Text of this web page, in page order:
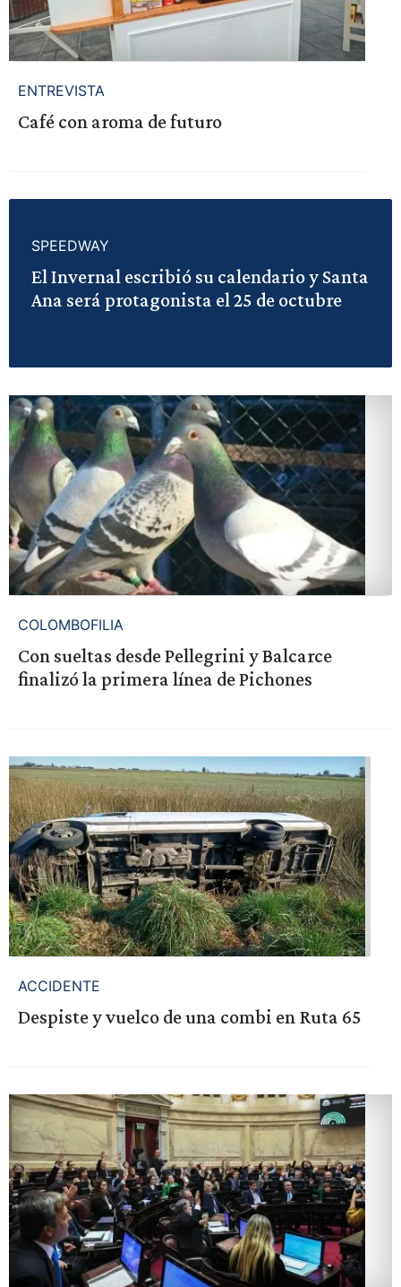
ENTREVISTA
Café con aroma de futuro
SPEEDWAY
El Invernal escribió su calendario y Santa
Ana será protagonista el 25 de octubre
COLOMBOFILIA
Con sueltas desde Pellegrini y Balcarce
finalizó la primera línea de Pichones
ACCIDENTE
Despiste y vuelco de una combi en Ruta 65